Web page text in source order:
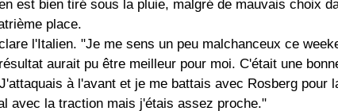
est bien tiré sous la pluie, malgré de mauvais choix
place.
l'Italien. "Je me sens un peu malchanceux ce
aurait pu être meilleur pour moi. C'était une
à l'avant et je me battais avec Rosberg pour
avec la traction mais j'étais assez proche."